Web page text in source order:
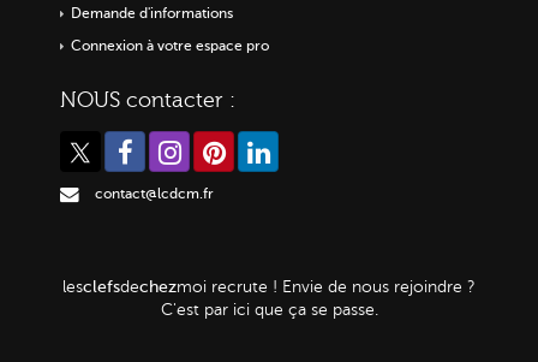
Demande d'informations
Connexion à votre espace pro
NOUS contacter :
contact@lcdcm.fr
lesclefsdechezmoi recrute ! Envie de nous rejoindre ?
C'est par ici que ça se passe.